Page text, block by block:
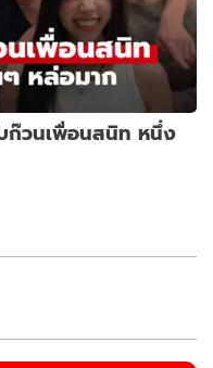
ก๊วนเพื่อนสนิท หนึ่ง